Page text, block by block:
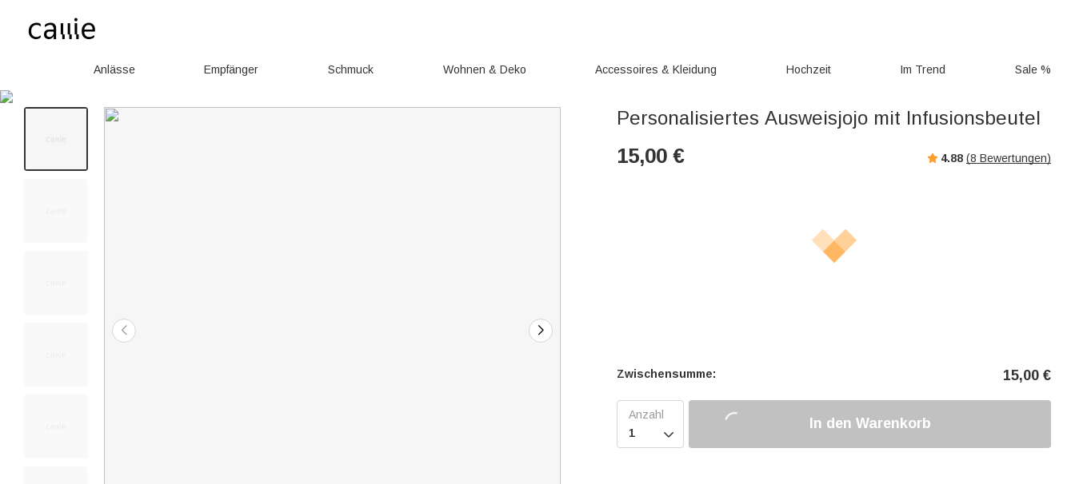
Anlässe Empfänger Schmuck Wohnen & Deko Accessoires & Kleidung Hochzeit Im Trend Sale %
Personalisiertes Ausweisjojo mit Infusionsbeutel
15,00 € 4.88 (8 Bewertungen)
Zwischensumme: 15,00 €

In den Warenkorb